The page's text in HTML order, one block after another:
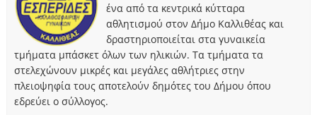
ένα από τα κεντρικά κύτταρα
αθλητισμού στον Δήμο Καλλιθέας και
δραστηριοποιείται στα γυναικεία
τμήματα μπάσκετ όλων των ηλικιών. Τα τμήματα τα
στελεχώνουν μικρές και μεγάλες αθλήτριες στην
πλειοψηφία τους αποτελούν δημότες του Δήμου όπου
εδρεύει ο σύλλογος.